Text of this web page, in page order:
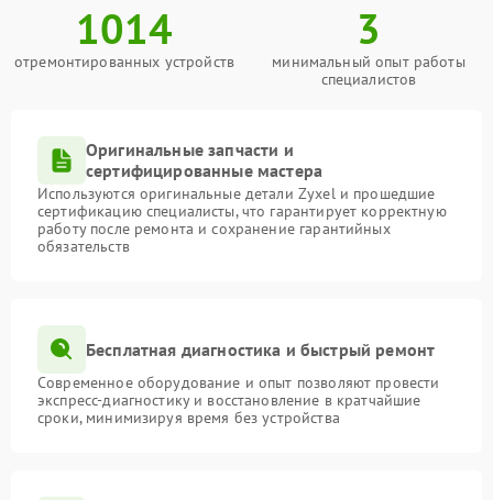
1014
отремонтированных устройств
3
минимальный опыт работы
специалистов
Оригинальные запчасти и
сертифицированные мастера
Используются оригинальные детали Zyxel и прошедшие
сертификацию специалисты, что гарантирует корректную
работу после ремонта и сохранение гарантийных
обязательств
Бесплатная диагностика и быстрый ремонт
Современное оборудование и опыт позволяют провести
экспресс-диагностику и восстановление в кратчайшие
сроки, минимизируя время без устройства